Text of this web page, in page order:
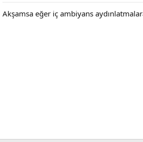
Akşamsa eğer iç ambiyans